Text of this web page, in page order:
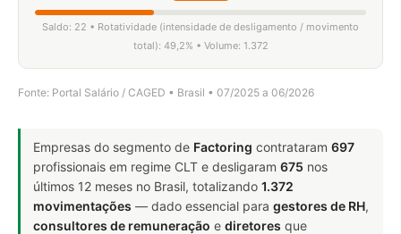
Saldo: 22 • Rotatividade (intensidade de desligamento / movimento
total): 49,2% • Volume: 1.372
Fonte: Portal Salário / CAGED • Brasil • 07/2025 a 06/2026
Empresas do segmento de Factoring contrataram 697
profissionais em regime CLT e desligaram 675 nos
últimos 12 meses no Brasil, totalizando 1.372
movimentações — dado essencial para gestores de RH,
consultores de remuneração e diretores que